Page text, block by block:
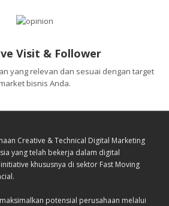
Visit & Follower
yang relevan dan sesuai dengan target
bisnis Anda.
Creative & Technical Digital Marketing
yang telah bekerja dalam digital
khususnya di sektor Fast Moving
potensial perusahaan melalui